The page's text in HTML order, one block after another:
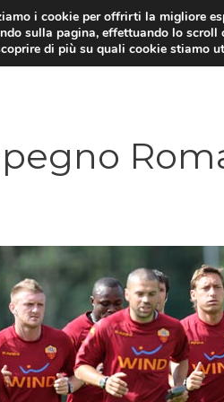
STAMPA INTERVISTE
i cookie per offrirti la migliore
sulla pagina, effettuando lo
di più su quali cookie stiamo